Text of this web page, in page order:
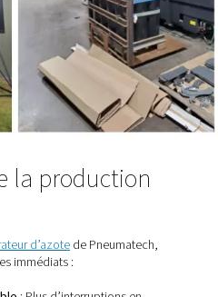
l’approvisionnement en
est devenue une charge
des bouteilles a non
aussi des coûts
croissante, l’entreprise
capable de suivre le